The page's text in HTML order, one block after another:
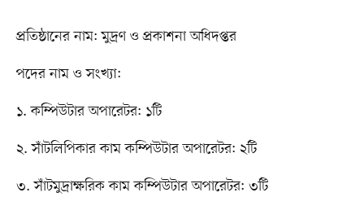
প্রতিষ্ঠানের নাম: মুদ্রণ ও প্রকাশনা অধিদপ্তর
পদের নাম ও সংখ্যা:
১. কম্পিউটার অপারেটর: ১টি
২. সাঁটলিপিকার কাম কম্পিউটার অপারেটর: ২টি
৩. সাঁটমুদ্রাক্ষরিক কাম কম্পিউটার অপারেটর: ৩টি